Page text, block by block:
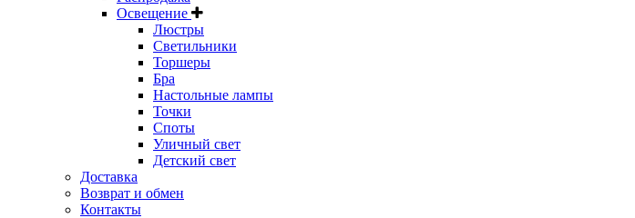
Освещение
Люстры
Светильники
Торшеры
Бра
Настольные лампы
Точки
Споты
Уличный свет
Детский свет
Доставка
Возврат и обмен
Контакты